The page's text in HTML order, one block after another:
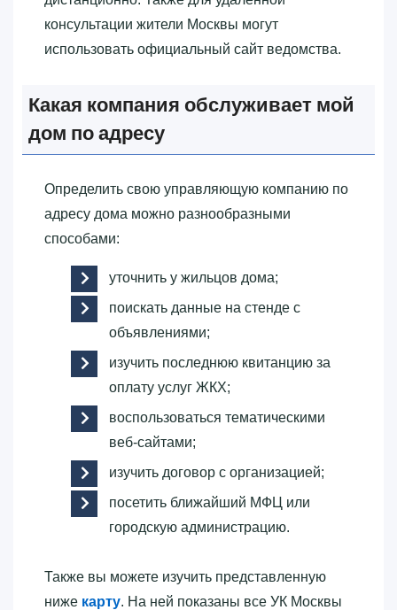
консультации жители Москвы могут
использовать официальный сайт ведомства.
Какая компания обслуживает мой
дом по адресу
Определить свою управляющую компанию по
адресу дома можно разнообразными
способами:
уточнить у жильцов дома;
поискать данные на стенде с
объявлениями;
изучить последнюю квитанцию за
оплату услуг ЖКХ;
воспользоваться тематическими
веб-сайтами;
изучить договор с организацией;
посетить ближайший МФЦ или
городскую администрацию.
Также вы можете изучить представленную
ниже карту. На ней показаны все УК Москвы